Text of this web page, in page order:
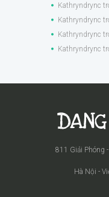
Kathryndrync
Kathryndrync
Kathryndrync
Kathryndrync
811 Giải Phóng
Hà Nội -